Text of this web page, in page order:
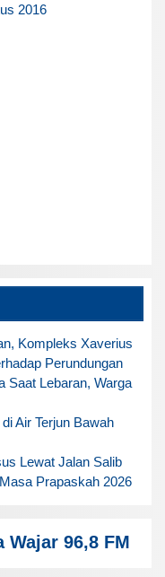
2016
Kompleks Xaverius
Perundungan
Saat Lebaran, Warga
Air Terjun Bawah
Lewat Jalan Salib
Prapaskah 2026
Wajar 96,8 FM